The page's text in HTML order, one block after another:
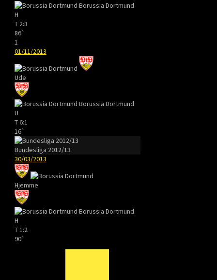
Borussia Dortmund
H
T 2:3
86`
1
01/11/2013
Ude
Borussia Dortmund
U
T6:1
16`
Bundesliga 2012/13
30/03/2013
Hjemme
Borussia Dortmund
H
T 1:2
90`